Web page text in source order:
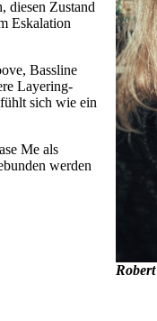
diesen Zustand
Eskalation
Bassline
Layering-
sich wie ein
Me als
werden